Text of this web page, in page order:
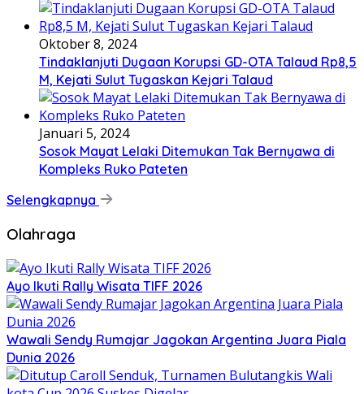
Oktober 8, 2024
Tindaklanjuti Dugaan Korupsi GD-OTA Talaud Rp8,5
M, Kejati Sulut Tugaskan Kejari Talaud
Januari 5, 2024
Sosok Mayat Lelaki Ditemukan Tak Bernyawa di
Kompleks Ruko Pateten
Selengkapnya
Olahraga
Ayo Ikuti Rally Wisata TIFF 2026
Wawali Sendy Rumajar Jagokan Argentina Juara Piala
Dunia 2026